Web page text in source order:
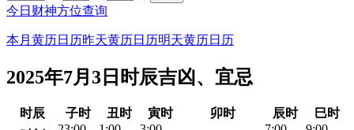
今日财神方位查询
本月黄历日历昨天黄历日历明天黄历日历
2025年7月3日时辰吉凶、宜忌
时辰 子时 丑时 寅时 卯时 辰时
巳时